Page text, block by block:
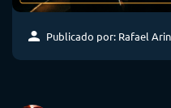
Publicado por: Rafael